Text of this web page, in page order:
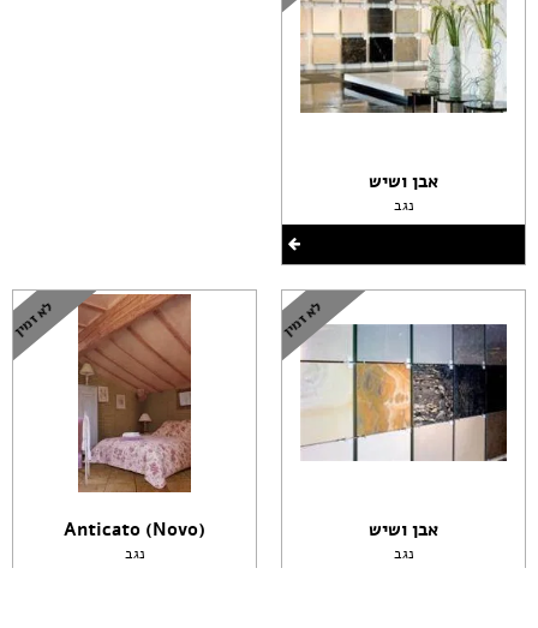
אבן ושיש
נגב
אבן ושיש
נגב
(Anticato (Novo
נגב